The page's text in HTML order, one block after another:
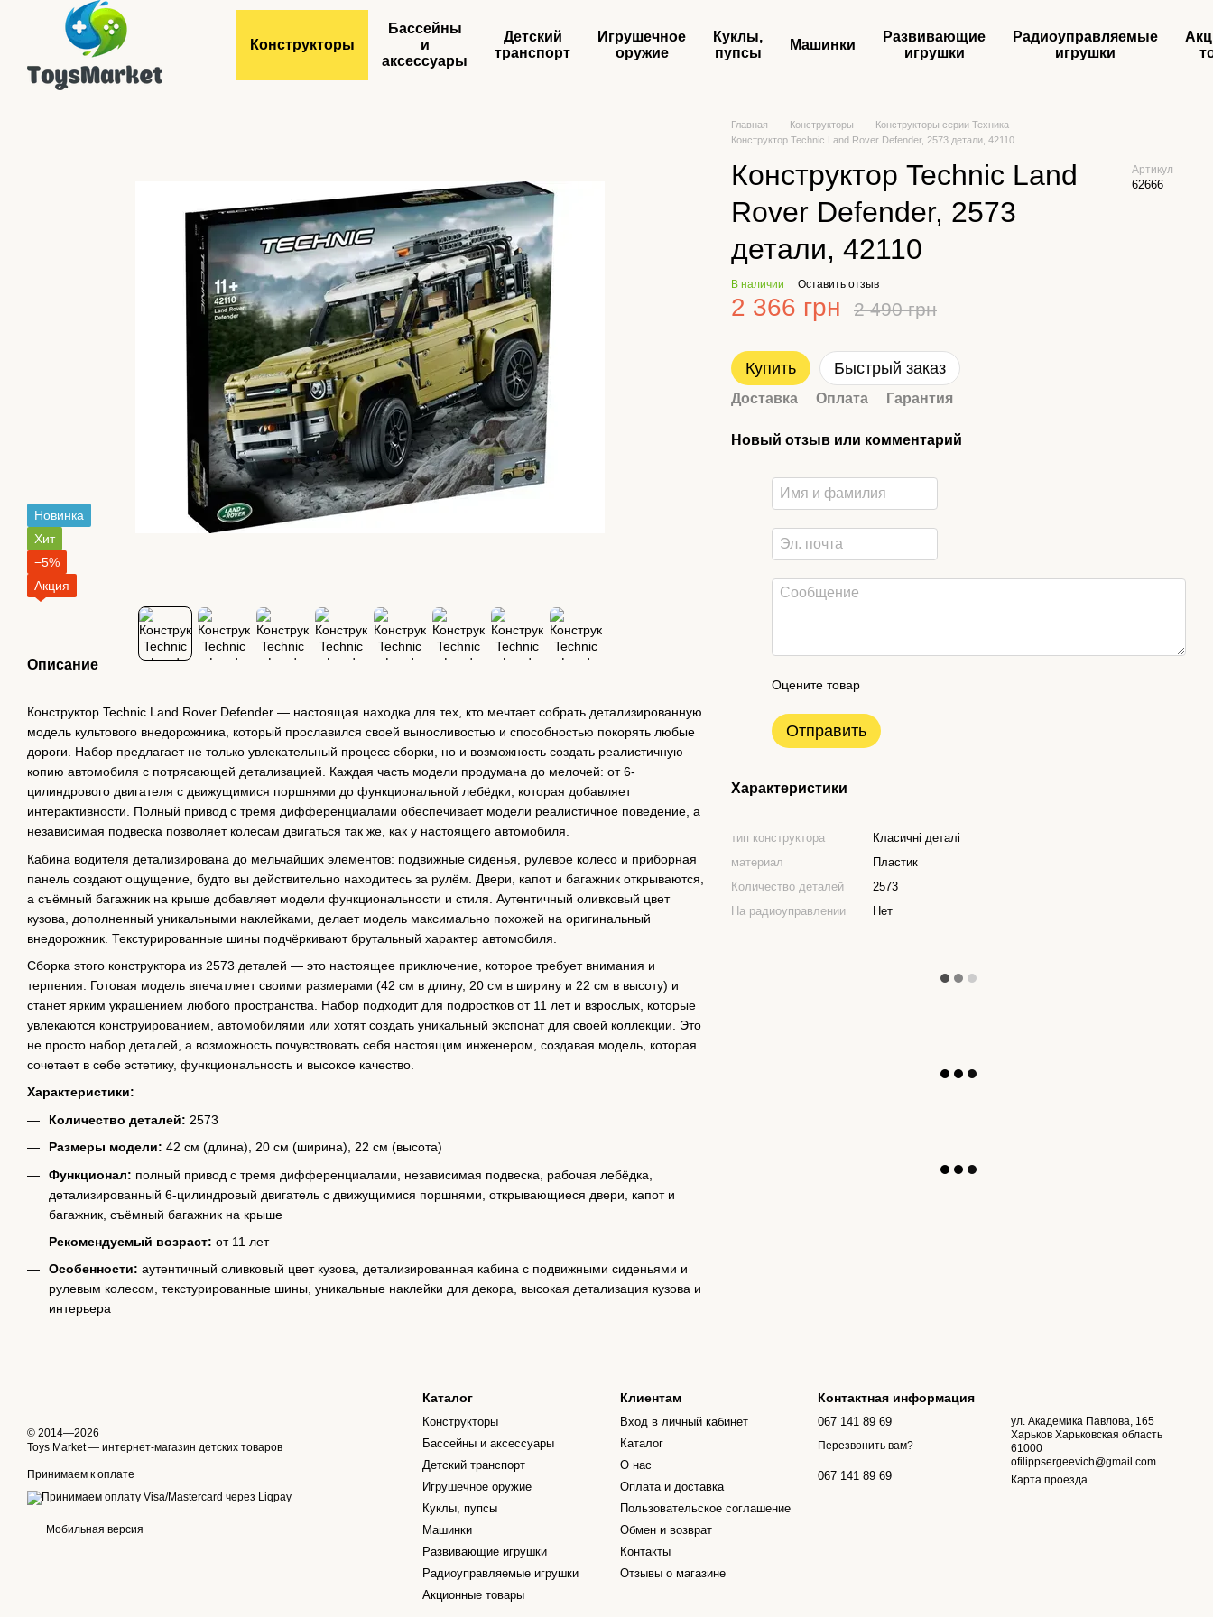
Перейти к основному контенту
Конструкторы
Бассейны
и
аксессуары
Детский
транспорт
Игрушечное
оружие
Куклы,
пупсы
Машинки
Развивающие
игрушки
Радиоуправляемые
игрушки
Новинка
Хит
−5%
Акция
Описание
Конструктор Technic Land Rover Defender — настоящая находка для тех, кто мечтает собрать детализированную
модель культового внедорожника, который прославился своей выносливостью и способностью покорять любые
дороги. Набор предлагает не только увлекательный процесс сборки, но и возможность создать реалистичную
копию автомобиля с потрясающей детализацией. Каждая часть модели продумана до мелочей: от 6-
цилиндрового двигателя с движущимися поршнями до функциональной лебёдки, которая добавляет
интерактивности. Полный привод с тремя дифференциалами обеспечивает модели реалистичное поведение, а
независимая подвеска позволяет колесам двигаться так же, как у настоящего автомобиля.
Кабина водителя детализирована до мельчайших элементов: подвижные сиденья, рулевое колесо и приборная
панель создают ощущение, будто вы действительно находитесь за рулём. Двери, капот и багажник открываются,
а съёмный багажник на крыше добавляет модели функциональности и стиля. Аутентичный оливковый цвет
кузова, дополненный уникальными наклейками, делает модель максимально похожей на оригинальный
внедорожник. Текстурированные шины подчёркивают брутальный характер автомобиля.
Сборка этого конструктора из 2573 деталей — это настоящее приключение, которое требует внимания и
терпения. Готовая модель впечатляет своими размерами (42 см в длину, 20 см в ширину и 22 см в высоту) и
станет ярким украшением любого пространства. Набор подходит для подростков от 11 лет и взрослых, которые
увлекаются конструированием, автомобилями или хотят создать уникальный экспонат для своей коллекции. Это
не просто набор деталей, а возможность почувствовать себя настоящим инженером, создавая модель, которая
сочетает в себе эстетику, функциональность и высокое качество.
Характеристики:
Количество деталей: 2573
Размеры модели: 42 см (длина), 20 см (ширина), 22 см (высота)
Функционал: полный привод с тремя дифференциалами, независимая подвеска, рабочая лебёдка,
детализированный 6-цилиндровый двигатель с движущимися поршнями, открывающиеся двери, капот и
багажник, съёмный багажник на крыше
Рекомендуемый возраст: от 11 лет
Особенности: аутентичный оливковый цвет кузова, детализированная кабина с подвижными сиденьями и
рулевым колесом, текстурированные шины, уникальные наклейки для декора, высокая детализация кузова и
интерьера
Главная Конструкторы
Конструкторы серии Техника
Конструктор Technic Land Rover Defender, 2573 детали, 42110
Конструктор Technic Land
Rover Defender, 2573
детали, 42110
Артикул
62666
В наличии Оставить отзыв
2 366 грн 2 490 грн
Купить Быстрый заказ
Доставка Оплата Гарантия
Новый отзыв или комментарий
Оцените товар
Отправить
Характеристики
тип конструктора
Класичні деталі
материал
Пластик
Количество деталей
2573
На радиоуправлении
Нет
© 2014—2026
Toys Market — интернет-магазин детских товаров
Принимаем к оплате
Мобильная версия
Каталог
Конструкторы
Бассейны и аксессуары
Детский транспорт
Игрушечное оружие
Куклы, пупсы
Машинки
Развивающие игрушки
Радиоуправляемые игрушки
Акционные товары
Клиентам
Вход в личный кабинет
Каталог
О нас
Оплата и доставка
Пользовательское соглашение
Обмен и возврат
Контакты
Отзывы о магазине
Контактная информация
067 141 89 69
Перезвонить вам?
067 141 89 69
ул. Академика Павлова, 165
Харьков Харьковская область
61000
ofilippsergeevich@gmail.com
Карта проезда